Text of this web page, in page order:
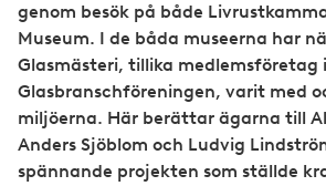
genom besök på både
Museum. I de båda museerna har
Glasmästeri, tillika medlemsföretag i
Glasbranschföreningen, varit med
miljöerna. Här berättar ägarna till
Anders Sjöblom och Ludvig
spännande projekten som ställde